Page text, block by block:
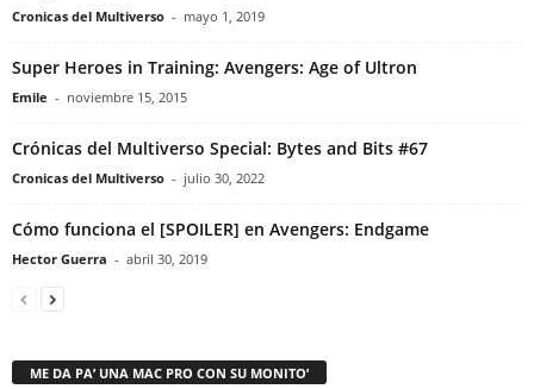
Cronicas del Multiverso - mayo 1, 2019
Super Heroes in Training: Avengers: Age of Ultron
Emile - noviembre 15, 2015
Crónicas del Multiverso Special: Bytes and Bits #67
Cronicas del Multiverso - julio 30, 2022
Cómo funciona el [SPOILER] en Avengers: Endgame
Hector Guerra - abril 30, 2019
ME DA PA’ UNA MAC PRO CON SU MONITO’